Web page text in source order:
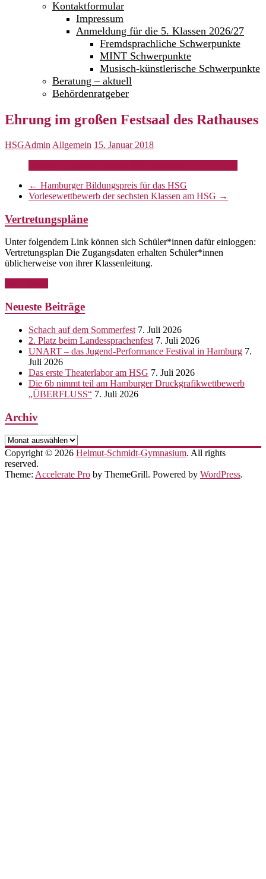
Kontaktformular
Impressum
Anmeldung für die 5. Klassen 2026/27
Fremdsprachliche Schwerpunkte
MINT Schwerpunkte
Musisch-künstlerische Schwerpunkte
Beratung – aktuell
Behördenratgeber
Ehrung im großen Festsaal des Rathauses
HSGAdmin Allgemein 15. Januar 2018
← Hamburger Bildungspreis für das HSG
Vorlesewettbewerb der sechsten Klassen am HSG →
Vertretungspläne
Unter folgendem Link können sich Schüler*innen dafür einloggen:
Vertretungsplan Die Zugangsdaten erhalten Schüler*innen
üblicherweise von ihrer Klassenleitung.
Neueste Beiträge
Schach auf dem Sommerfest 7. Juli 2026
2. Platz beim Landessprachenfest 7. Juli 2026
UNART – das Jugend-Performance Festival in Hamburg 7.
Juli 2026
Das erste Theaterlabor am HSG 7. Juli 2026
Die 6b nimmt teil am Hamburger Druckgrafikwettbewerb
„ÜBERFLUSS“ 7. Juli 2026
Archiv
Archiv
Copyright © 2026 Helmut-Schmidt-Gymnasium. All rights
reserved.
Theme: Accelerate Pro by ThemeGrill. Powered by WordPress.